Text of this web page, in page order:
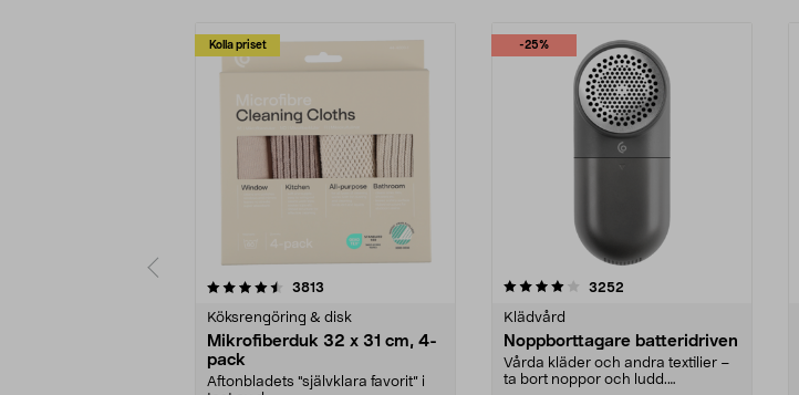
Kolla priset
3813
Köksrengöring & disk
Mikrofiberduk 32 x 31 cm, 4-
pack
Aftonbladets "självklara favorit” i
-25%
4.0av 5 stjärnor 3252
Klädvård
Noppborttagare batteridriven
Vårda kläder och andra textilier –
ta bort noppor och ludd.
4.5av 5 stjärnor